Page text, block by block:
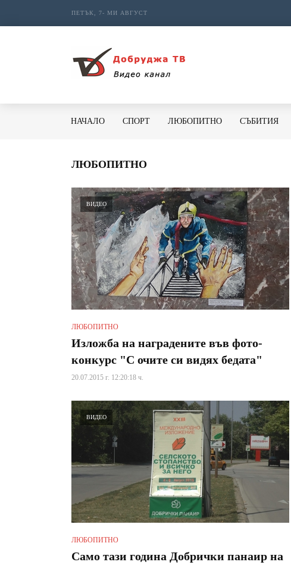
ПЕТЪК, 7- МИ АВГУСТ
НАЧАЛО СПОРТ ЛЮБОПИТНО СЪБИТИЯ
ЛЮБОПИТНО
ВИДЕО
ЛЮБОПИТНО
Изложба на наградените във фото-
конкурс "С очите си видях бедата"
20.07.2015 г. 12:20:18 ч.
ВИДЕО
ЛЮБОПИТНО
Само тази година Добрички панаир на